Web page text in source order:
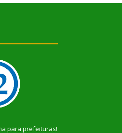
para prefeituras!